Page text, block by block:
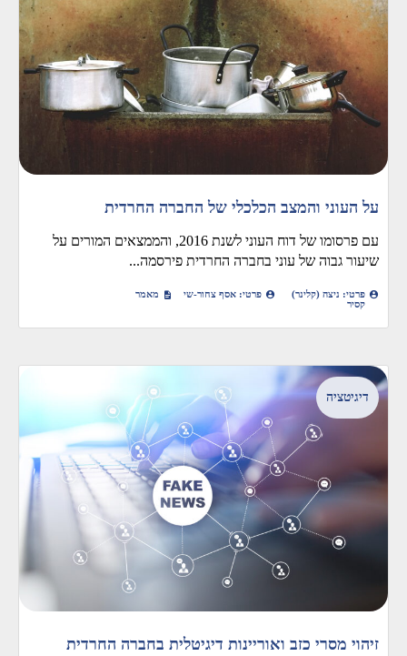
על העוני והמצב הכלכלי של החברה החרדית
עם פרסומו של דוח העוני לשנת 2016, והממצאים המורים על
שיעור גבוה של עוני בחברה החרדית פירסמה...
פרטי: ניצה (קלינר)
קסיר
פרטי: אסף צחור-שי מאמר
זיהוי מסרי כזב ואוריינות דיגיטלית בחברה החרדית
דיגיטציה